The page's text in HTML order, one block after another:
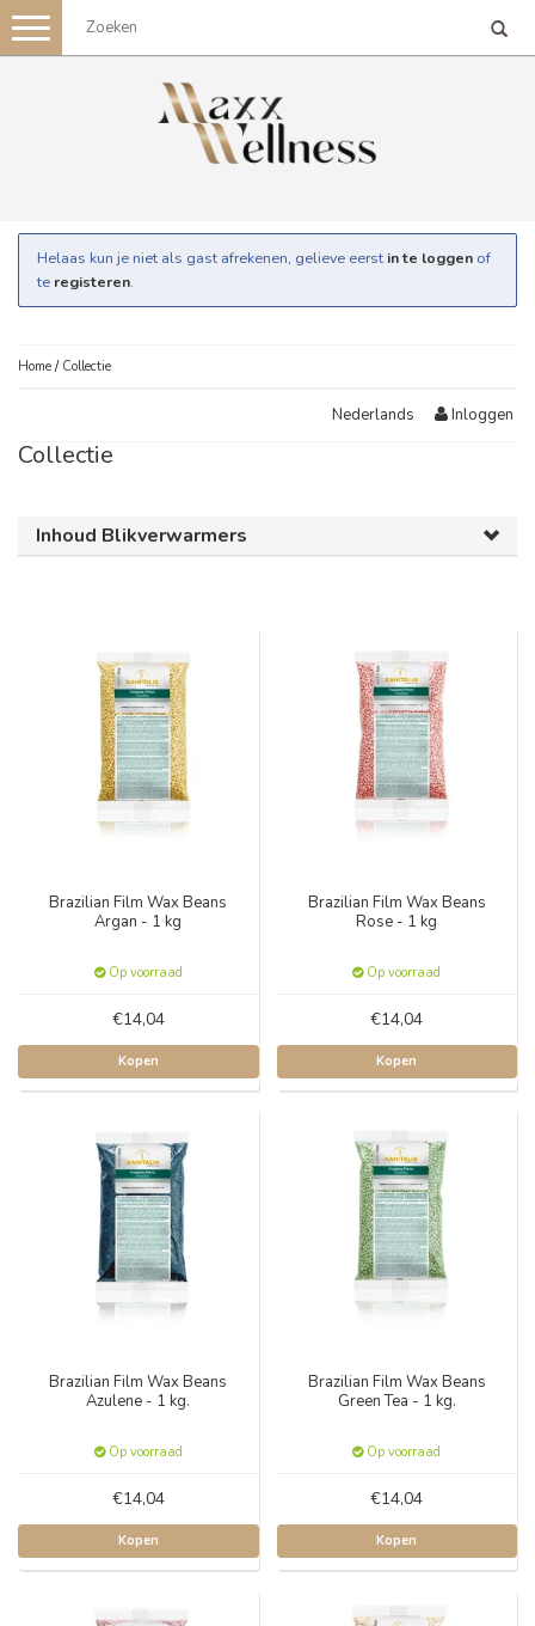
Toggle
navigation
Helaas kun je niet als gast afrekenen, gelieve eerst in te loggen of
te registeren.
Home / Collectie
Nederlands Inloggen
Collectie
Inhoud Blikverwarmers
Brazilian Film Wax Beans
Argan - 1 kg
Op voorraad
€14,04
Kopen
Brazilian Film Wax Beans
Rose - 1 kg
Op voorraad
€14,04
Kopen
Brazilian Film Wax Beans
Azulene - 1 kg.
Op voorraad
€14,04
Kopen
Brazilian Film Wax Beans
Green Tea - 1 kg.
Op voorraad
€14,04
Kopen